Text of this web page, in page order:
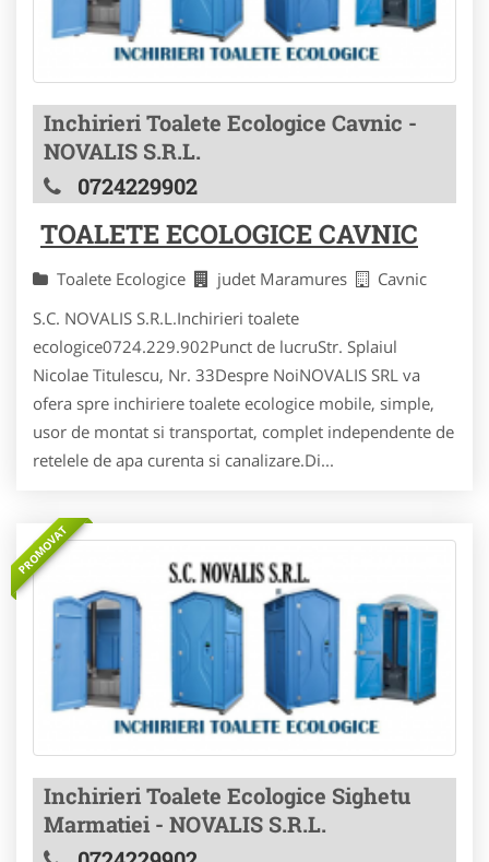
Inchirieri Toalete Ecologice Cavnic -
NOVALIS S.R.L.
0724229902
TOALETE ECOLOGICE CAVNIC
Toalete Ecologice judet Maramures
Cavnic
S.C. NOVALIS S.R.L.Inchirieri toalete
ecologice0724.229.902Punct de lucruStr. Splaiul
Nicolae Titulescu, Nr. 33Despre NoiNOVALIS SRL va
ofera spre inchiriere toalete ecologice mobile, simple,
usor de montat si transportat, complet independente de
retelele de apa curenta si canalizare.Di...
PROMOVAT
Inchirieri Toalete Ecologice Sighetu
Marmatiei - NOVALIS S.R.L.